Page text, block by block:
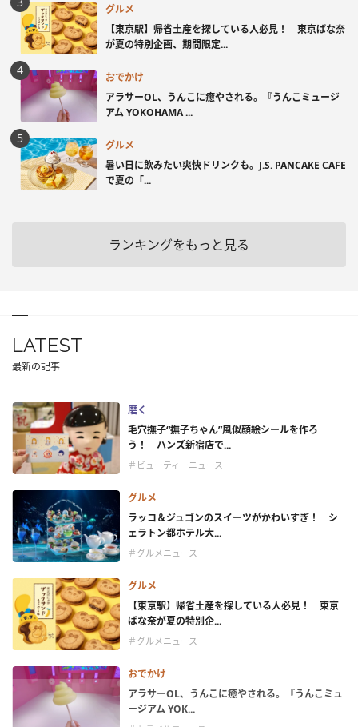
グルメ
【東京駅】帰省土産を探している人必見！ 東京ばな奈
が夏の特別企画、期間限定...
おでかけ
アラサーOL、うんこに癒やされる。『うんこミュージ
アム YOKOHAMA ...
グルメ
暑い日に飲みたい爽快ドリンクも。J.S. PANCAKE CAFE
で夏の「...
ランキングをもっと見る
LATEST
最新の記事
磨く
毛穴撫子“撫子ちゃん”風似顔絵シールを作ろ
う！ ハンズ新宿店で...
＃ビューティーニュース
グルメ
ラッコ＆ジュゴンのスイーツがかわいすぎ！ シ
ェラトン都ホテル大...
＃グルメニュース
グルメ
【東京駅】帰省土産を探している人必見！ 東京
ばな奈が夏の特別企...
＃グルメニュース
おでかけ
アラサーOL、うんこに癒やされる。『うんこミュ
ージアム YOK...